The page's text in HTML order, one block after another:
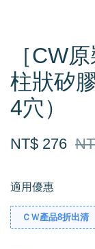
［CW
柱狀矽
4穴）
NT$ 276
適用優惠
ＣＷ產品8折出清